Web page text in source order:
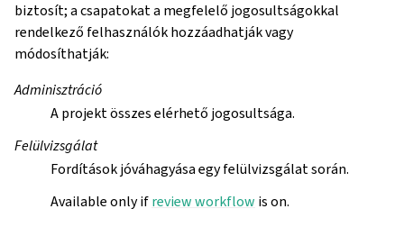
biztosít; a csapatokat a megfelelő jogosultságokkal
rendelkező felhasználók hozzáadhatják vagy
módosíthatják:
Adminisztráció
A projekt összes elérhető jogosultsága.
Felülvizsgálat
Fordítások jóváhagyása egy felülvizsgálat során.
Available only ifreview workflow is on.